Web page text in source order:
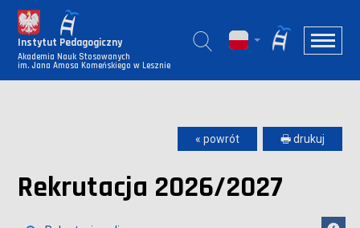
Instytut Pedagogiczny
Akademia Nauk Stosowanych
im. Jana Amosa Komeńskiego w Lesznie
« powrót 🖶 drukuj
Rekrutacja 2026/2027